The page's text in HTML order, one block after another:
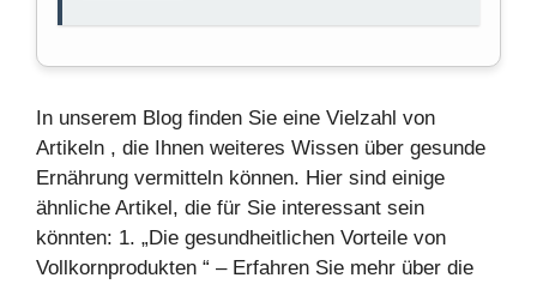
In unserem Blog finden Sie eine Vielzahl von
Artikeln , die Ihnen weiteres Wissen über gesunde
Ernährung vermitteln können. Hier sind einige
ähnliche Artikel, die für Sie interessant sein
könnten: 1. „Die gesundheitlichen Vorteile von
Vollkornprodukten “ – Erfahren Sie mehr über die